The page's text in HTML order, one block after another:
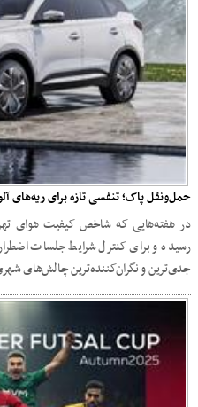
حمل‌ونقل پاک؛ تنفسی تازه برای ریه‌های
در هفته‌هایی که شاخص کیفیت هوای
رسیده و برای کنترل شرایط جلسات
جدی‌ترین و نگران‌کننده‌ترین چالش‌های